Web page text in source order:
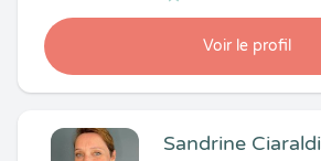
Voir le profil
Sandrine Ciaraldi